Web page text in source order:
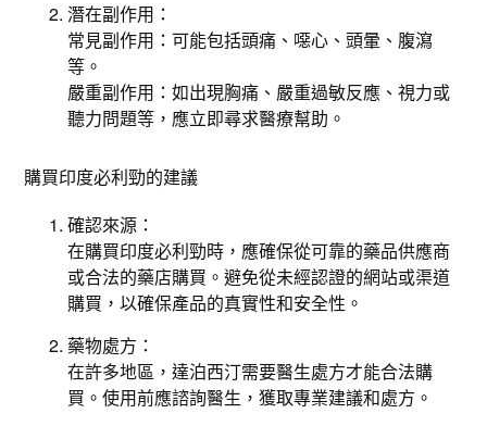
潛在副作用：
常見副作用：可能包括頭痛、噁心、頭暈、腹瀉
等。
嚴重副作用：如出現胸痛、嚴重過敏反應、視力或
聽力問題等，應立即尋求醫療幫助。
購買印度必利勁的建議
確認來源：
在購買印度必利勁時，應確保從可靠的藥品供應商
或合法的藥店購買。避免從未經認證的網站或渠道
購買，以確保產品的真實性和安全性。
藥物處方：
在許多地區，達泊西汀需要醫生處方才能合法購
買。使用前應諮詢醫生，獲取專業建議和處方。